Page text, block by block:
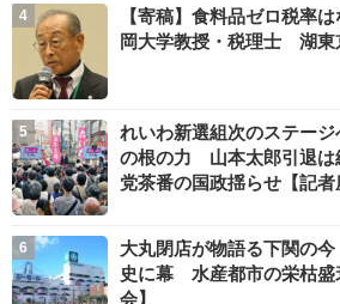
【寄稿】食料品ゼロ税率
岡大学教授・税理士 湖東
れいわ新選組次のステー
の根の力 山本太郎引退
党茶番の国政揺らせ【記者
大丸閉店が物語る下関の
史に幕 水産都市の栄枯盛
会】